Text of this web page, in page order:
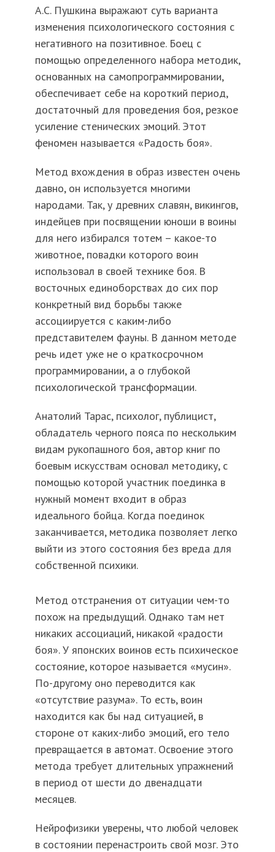
А.С. Пушкина выражают суть варианта
изменения психологического состояния с
негативного на позитивное. Боец с
помощью определенного набора методик,
основанных на самопрограммировании,
обеспечивает себе на короткий период,
достаточный для проведения боя, резкое
усиление стенических эмоций. Этот
феномен называется «Радость боя».
Метод вхождения в образ известен очень
давно, он используется многими
народами. Так, у древних славян, викингов,
индейцев при посвящении юноши в воины
для него избирался тотем – какое-то
животное, повадки которого воин
использовал в своей технике боя. В
восточных единоборствах до сих пор
конкретный вид борьбы также
ассоциируется с каким-либо
представителем фауны. В данном методе
речь идет уже не о краткосрочном
программировании, а о глубокой
психологической трансформации.
Анатолий Тарас, психолог, публицист,
обладатель черного пояса по нескольким
видам рукопашного боя, автор книг по
боевым искусствам основал методику, с
помощью которой участник поединка в
нужный момент входит в образ
идеального бойца. Когда поединок
заканчивается, методика позволяет легко
выйти из этого состояния без вреда для
собственной психики.
Метод отстранения от ситуации чем-то
похож на предыдущий. Однако там нет
никаких ассоциаций, никакой «радости
боя». У японских воинов есть психическое
состояние, которое называется «мусин».
По-другому оно переводится как
«отсутствие разума». То есть, воин
находится как бы над ситуацией, в
стороне от каких-либо эмоций, его тело
превращается в автомат. Освоение этого
метода требует длительных упражнений
в период от шести до двенадцати
месяцев.
Нейрофизики уверены, что любой человек
в состоянии перенастроить свой мозг. Это